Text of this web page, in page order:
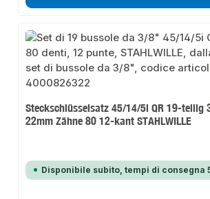
Steckschlüsselsatz 45/14/5i QR 19-teilig
22mm Zähne 80 12-kant STAHLWILLE
Disponibile subito, tempi di consegna